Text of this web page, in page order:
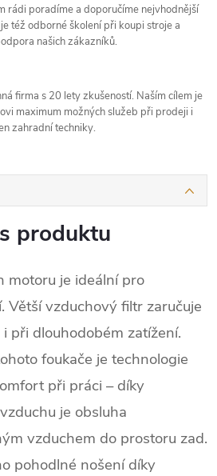
rádi poradíme a doporučíme nejvhodnější
též odborné školení při koupi stroje a
našich zákazníků.
firma s 20 lety zkušeností. Naším cílem je
maximum možných služeb při prodeji i
zahradní techniky.
produktu
motoru je ideální pro
Větší vzduchový filtr zaručuje
při dlouhodobém zatížení.
foukače je technologie
při práci – díky
je obsluha
vzduchem do prostoru zad.
pohodlné nošení díky